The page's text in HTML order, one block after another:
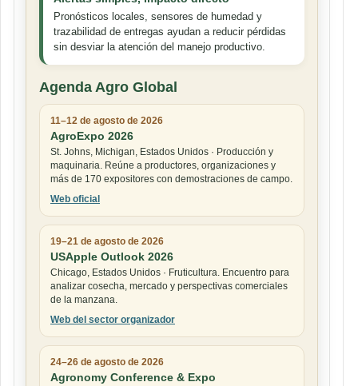
Pronósticos locales, sensores de humedad y
trazabilidad de entregas ayudan a reducir pérdidas
sin desviar la atención del manejo productivo.
Agenda Agro Global
11–12 de agosto de 2026
AgroExpo 2026
St. Johns, Michigan, Estados Unidos · Producción y
maquinaria. Reúne a productores, organizaciones y
más de 170 expositores con demostraciones de campo.
Web oficial
19–21 de agosto de 2026
USApple Outlook 2026
Chicago, Estados Unidos · Fruticultura. Encuentro para
analizar cosecha, mercado y perspectivas comerciales
de la manzana.
Web del sector organizador
24–26 de agosto de 2026
Agronomy Conference & Expo